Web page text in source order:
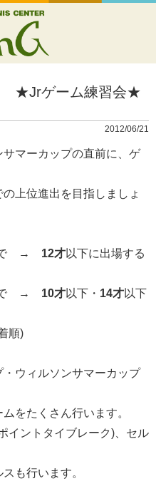
★Jrゲーム練習会★
2012/06/21
マーカップの直前に、ゲ
上位進出を目指しましょ
で → 12才以下に出場する
で → 10才以下・ 14才以下
順)
ィルソンサマーカップ
くさん行います。
タイブレーク)、セル
います。